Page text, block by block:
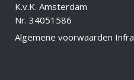
K.v.K. Amsterdam
Nr. 34051586
Algemene voorwaarden Infra